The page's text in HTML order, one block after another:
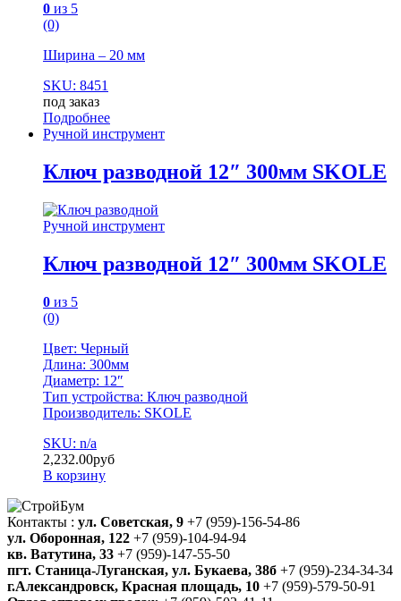
0 из 5
(0)
Ширина – 20 мм
SKU: 8451
под заказ
Подробнее
Ручной инструмент
Ключ разводной 12″ 300мм SKOLE
Ручной инструмент
Ключ разводной 12″ 300мм SKOLE
0 из 5
(0)
Цвет: Черный
Длина: 300мм
Диаметр: 12″
Тип устройства: Ключ разводной
Производитель: SKOLE
SKU: n/a
2,232.00руб
В корзину
Контакты : ул. Советская, 9 +7 (959)-156-54-86
ул. Оборонная, 122 +7 (959)-104-94-94
кв. Ватутина, 33 +7 (959)-147-55-50
пгт. Станица-Луганская, ул. Букаева, 38б +7 (959)-234-34-34
г.Александровск, Красная площадь, 10 +7 (959)-579-50-91